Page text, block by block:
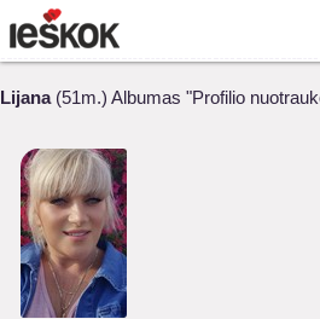
Lijana(51m.) Albumas "Profilio